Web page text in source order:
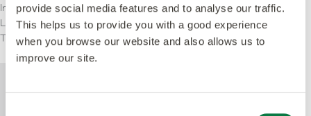
provide social media features and to analyse our traffic.
This helps us to provide you with a good experience
when you browse our website and also allows us to
improve our site.
Inhemsk
Lätt kommersiell
Tung Kommersiell